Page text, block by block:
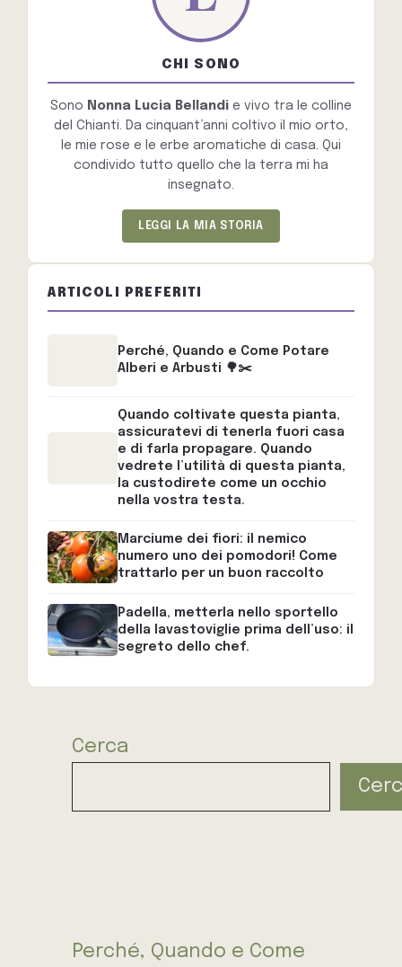
CHI SONO
Sono Nonna Lucia Bellandi e vivo tra le colline
del Chianti. Da cinquant’anni coltivo il mio orto,
le mie rose e le erbe aromatiche di casa. Qui
condivido tutto quello che la terra mi ha
insegnato.
LEGGI LA MIA STORIA
ARTICOLI PREFERITI
Perché, Quando e Come Potare
Alberi e Arbusti 🌳✂️
Quando coltivate questa pianta,
assicuratevi di tenerla fuori casa
e di farla propagare. Quando
vedrete l’utilità di questa pianta,
la custodirete come un occhio
nella vostra testa.
Marciume dei fiori: il nemico
numero uno dei pomodori! Come
trattarlo per un buon raccolto
Padella, metterla nello sportello
della lavastoviglie prima dell’uso: il
segreto dello chef.
Cerca
Perché, Quando e Come